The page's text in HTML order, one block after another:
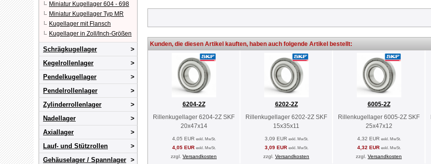
Miniatur Kugellager 604 - 698
Miniatur Kugellager Typ MR
Kugellager mit Flansch
Kugellager in Zoll/Inch-Größen
Schrägkugellager
Kegelrollenlager
Pendelkugellager
Pendelrollenlager
Zylinderrollenlager
Nadellager
Axiallager
Lauf- und Stützrollen
Gehäuselager / Spannlager
Kunden, die diesen Artikel kauften, haben auch folgende Artikel bestellt:
6204-2Z
Rillenkugellager 6204-2Z SKF
20x47x14
4,05 EUR exkl. MwSt.
4,05 EUR exkl. MwSt.
zzgl. Versandkosten
6202-2Z
Rillenkugellager 6202-2Z SKF
15x35x11
3,09 EUR exkl. MwSt.
3,09 EUR exkl. MwSt.
zzgl. Versandkosten
6005-2Z
Rillenkugellager 6005-2Z SKF
25x47x12
4,32 EUR exkl. MwSt.
4,32 EUR exkl. MwSt.
zzgl. Versandkosten